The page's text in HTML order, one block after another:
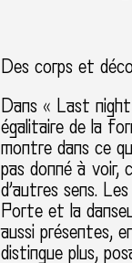
Des corps et
Dans « Last
égalitaire de la
montre dans ce
pas donné à voir,
d’autres sens.
Porte et la
aussi présentes,
distingue plus,